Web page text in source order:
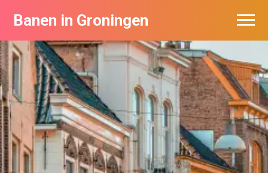
Banen in Groningen
Vacatures per bedrijf
De populairste vacatures in Groningen
Nieuwsbrief feed